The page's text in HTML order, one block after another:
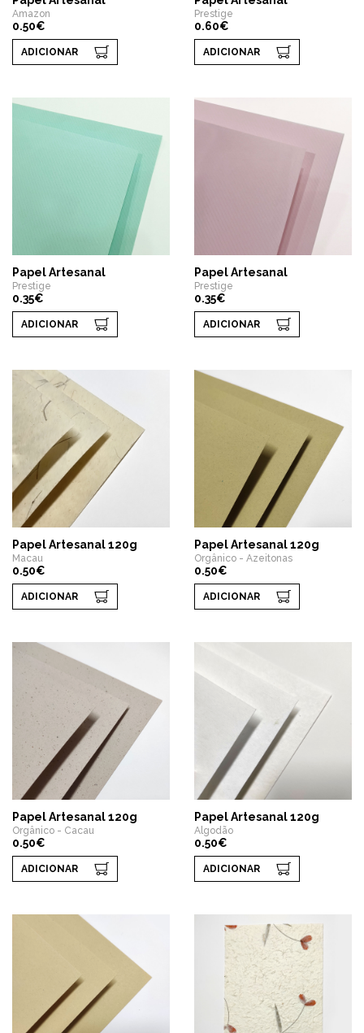
Amazon
0.50€
ADICIONAR
Prestige
0.60€
ADICIONAR
Papel Artesanal
Prestige
0.35€
ADICIONAR
Papel Artesanal
Prestige
0.35€
ADICIONAR
Papel Artesanal 120g
Macau
0.50€
ADICIONAR
Papel Artesanal 120g
Orgânico - Azeitonas
0.50€
ADICIONAR
Papel Artesanal 120g
Orgânico - Cacau
0.50€
ADICIONAR
Papel Artesanal 120g
Algodão
0.50€
ADICIONAR